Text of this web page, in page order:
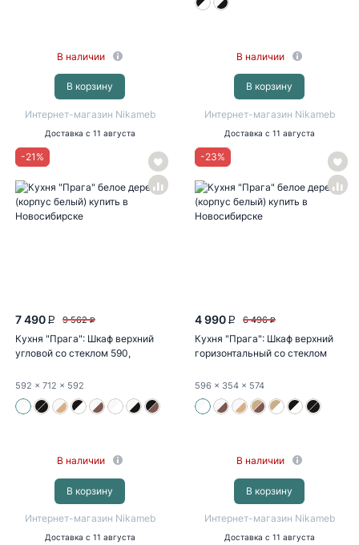
В наличии
В корзину
Интернет-магазин Nikameb
Доставка с 11 августа
В наличии
В корзину
Интернет-магазин Nikameb
Доставка с 11 августа
-21 %
7 490 P 9 562 P
Кухня "Прага": Шкаф верхний
угловой со стеклом 590,
592 x 712 x 592
В наличии
В корзину
Интернет-магазин Nikameb
Доставка с 11 августа
-23%
4 990 P 6 496 P
Кухня "Прага": Шкаф верхний
горизонтальный со стеклом
596 x 354 x 574
В наличии
В корзину
Интернет-магазин Nikameb
Доставка с 11 августа